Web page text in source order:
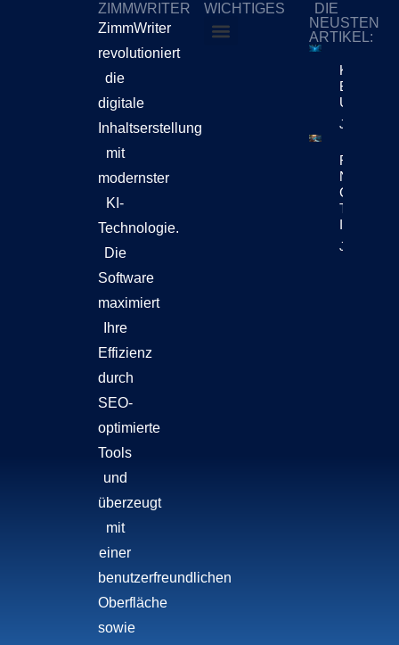
ZIMMWRITER
ZimmWriter
revolutioniert
die
digitale
Inhaltserstellung
mit
modernster
KI-
Technologie.
Die
Software
maximiert
Ihre
Effizienz
durch
SEO-
optimierte
Tools
und
überzeugt
mit
einer
benutzerfreundlichen
Oberfläche
sowie
WICHTIGES
DIE
NEUSTEN
ARTIKEL:
KI-
Bewegt
Jetzt
Reuters
News
Chatbots
Teil Der
Jetzt